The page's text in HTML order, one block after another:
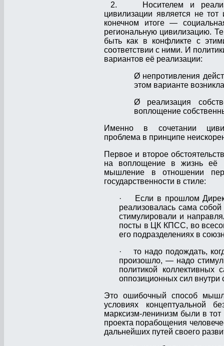
2. Носителем и
цивилизации является не
конечном итоге —
региональную цивилизацию.
быть как в конфликте с
соответствии с ними. И
вариантов её реализации:
Ø непротивления
этом варианте
Ø реализация
воплощение
Именно в сочетании
проблема в принципе
Первое и второе
на воплощение в жизнь её
мышление в отношении
государственности в стиле:
· Если в прошлом
реализовалась сама
стимулировали и
посты в ЦК КПСС, во
его подразделениях в
· то надо подождать,
произошло, — надо
политикой коллективных
оппозиционных сил внутри
Это ошибочный способ
условиях концептуальной
марксизм-ленинизм были в тот
проекта порабощения
дальнейших путей своего